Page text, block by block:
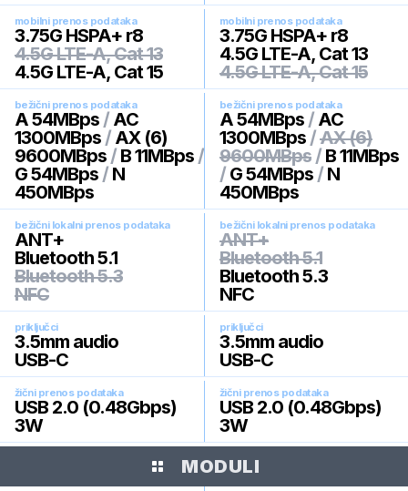
mobilni prenos podataka
3.75G HSPA+ r8
4.5G LTE-A, Cat 13
4.5G LTE-A, Cat 15
mobilni prenos podataka
3.75G HSPA+ r8
4.5G LTE-A, Cat 13
4.5G LTE-A, Cat 15
bežični prenos podataka
A 54MBps / AC
1300MBps / AX (6)
9600MBps / B 11MBps /
G 54MBps / N
450MBps
bežični prenos podataka
A 54MBps / AC
1300MBps /AX (6)
9600MBps / B 11MBps
/ G 54MBps / N
450MBps
bežični lokalni prenos podataka
ANT+
Bluetooth 5.1
Bluetooth 5.3
NFC
bežični lokalni prenos podataka
ANT+
Bluetooth 5.1
Bluetooth 5.3
NFC
priključci
3.5mm audio
USB-C
priključci
3.5mm audio
USB-C
žični prenos podataka
USB 2.0 (0.48Gbps)
3W
žični prenos podataka
USB 2.0 (0.48Gbps)
3W
MODULI